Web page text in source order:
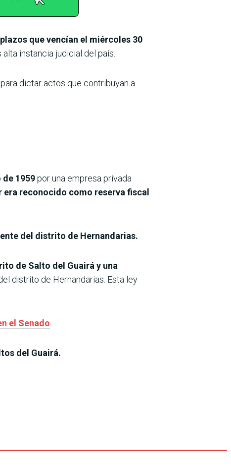
plazos que vencían el miércoles 30
instancia judicial del país.
dictar actos que contribuyan a
de 1959por una empresa privada
reconocido como reserva fiscal
del distrito de Hernandarias.
de Salto del Guairá y una
distrito de Hernandarias. Esta ley
el Senado
del Guairá.